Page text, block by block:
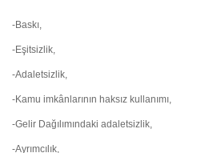
-Baskı,
-Eşitsizlik,
-Adaletsizlik,
-Kamu imkânlarının haksız kullanımı,
-Gelir Dağılımındaki adaletsizlik,
-Ayrımcılık,